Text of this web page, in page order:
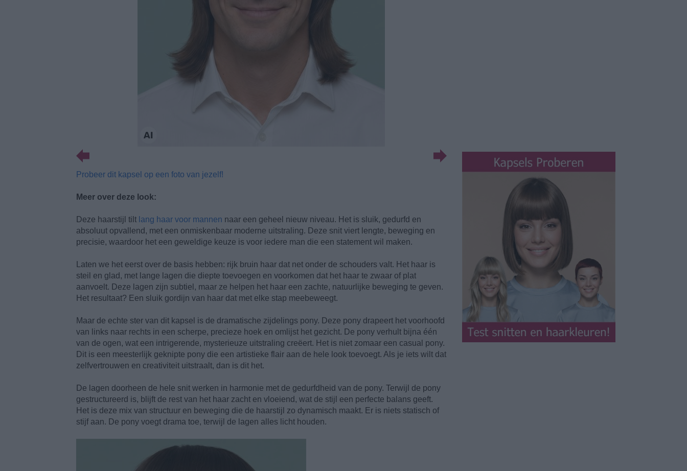
Probeer dit kapsel op een foto van jezelf!
Meer over deze look:
Deze haarstijl tilt lang haar voor mannen naar een geheel nieuw niveau. Het is sluik, gedurfd en
absoluut opvallend, met een onmiskenbaar moderne uitstraling. Deze snit viert lengte, beweging en
precisie, waardoor het een geweldige keuze is voor iedere man die een statement wil maken.
Laten we het eerst over de basis hebben: rijk bruin haar dat net onder de schouders valt. Het haar is
steil en glad, met lange lagen die diepte toevoegen en voorkomen dat het haar te zwaar of plat
aanvoelt. Deze lagen zijn subtiel, maar ze helpen het haar een zachte, natuurlijke beweging te geven.
Het resultaat? Een sluik gordijn van haar dat met elke stap meebeweegt.
Maar de echte ster van dit kapsel is de dramatische zijdelings pony. Deze pony drapeert het voorhoofd
van links naar rechts in een scherpe, precieze hoek en omlijst het gezicht. De pony verhult bijna één
van de ogen, wat een intrigerende, mysterieuze uitstraling creëert. Het is niet zomaar een casual pony.
Dit is een meesterlijk geknipte pony die een artistieke flair aan de hele look toevoegt. Als je iets wilt dat
zelfvertrouwen en creativiteit uitstraalt, dan is dit het.
De lagen doorheen de hele snit werken in harmonie met de gedurfdheid van de pony. Terwijl de pony
gestructureerd is, blijft de rest van het haar zacht en vloeiend, wat de stijl een perfecte balans geeft.
Het is deze mix van structuur en beweging die de haarstijl zo dynamisch maakt. Er is niets statisch of
stijf aan. De pony voegt drama toe, terwijl de lagen alles licht houden.